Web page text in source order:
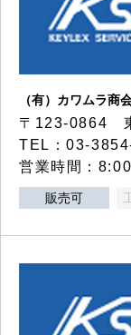
（有）カワムラ商
〒123-0864
TEL：03-
営業時間：
販売可